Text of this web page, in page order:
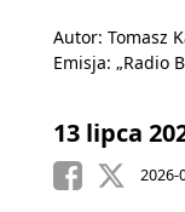
Autor: Tomasz
Emisja: „Radio
13 lipca
2026-